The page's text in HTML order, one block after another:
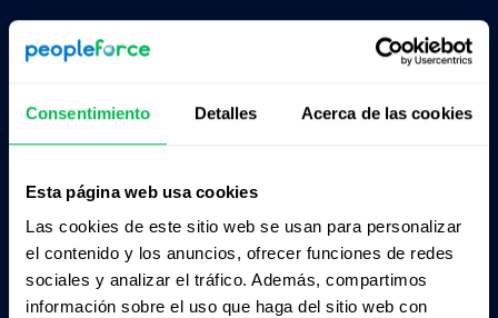
Consentimiento Detalles Acerca de las cookies
Esta página web usa cookies
Las cookies de este sitio web se usan para personalizar
el contenido y los anuncios, ofrecer funciones de redes
sociales y analizar el tráfico. Además, compartimos
información sobre el uso que haga del sitio web con
Productos
CoreHR
Recruit
Sobre nosotros
Precios
Socios